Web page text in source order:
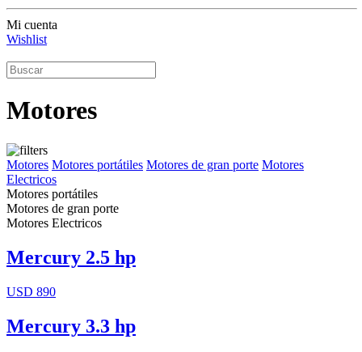
Mi cuenta
Wishlist
Motores
Motores Motores portátiles Motores de gran porte Motores
Electricos
Motores portátiles
Motores de gran porte
Motores Electricos
Mercury 2.5 hp
USD 890
Mercury 3.3 hp